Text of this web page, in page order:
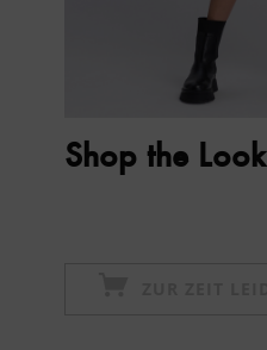
Shop the Look